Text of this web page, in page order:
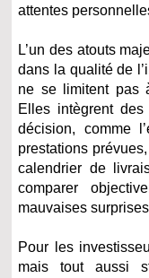
attentes
L’un des atouts
dans la qualité de
ne se limitent pas
Elles intègrent
décision, comme
prestations
calendrier de
comparer
mauvaises
Pour les
mais tout aussi